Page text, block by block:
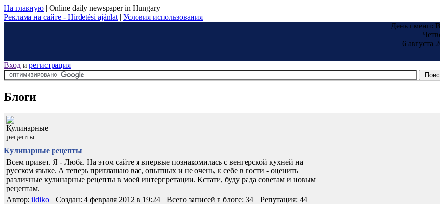
На главную | Online daily newspaper in Hungary
Реклама на сайте - Hirdetési ajánlat | Условия использования
День имени:
6 августа
Вход и регистрация
Блоги
Кулинарные рецепты
Всем привет. Я - Люба. На этом сайте я впервые познакомилась с венгерской кухней на
русском языке. А теперь приглашаю вас, опытных и не очень, к себе в гости - оценить
различные кулинарные рецепты в моей интерпретации. Кстати, буду рада советам и новым
рецептам.
Автор: ildiko Создан: 4 февраля 2012 в 19:24 Всего записей в блоге: 34 Репутация: 44